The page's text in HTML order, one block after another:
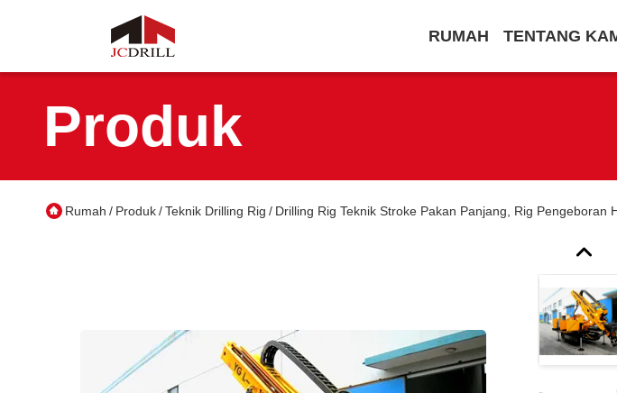
RUMAH TENTANG
Produk
Rumah / Produk/Teknik Drilling Rig / Drilling Rig Teknik Stroke Pakan Panjang, Rig Pengeboran